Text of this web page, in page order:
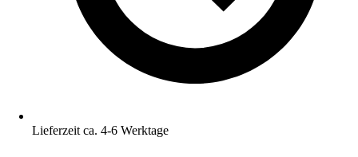
Lieferzeit ca. 4-6 Werktage